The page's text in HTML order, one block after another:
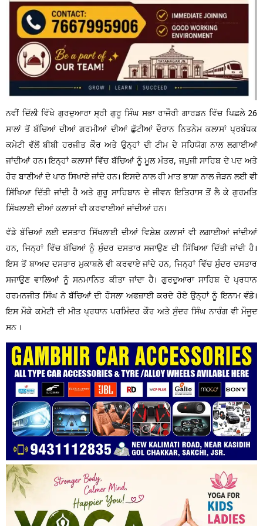
ਨਵੀਂ ਦਿੱਲੀ ਵਿੱਖੇ ਗੁਰਦੁਆਰਾ ਸ੍ਰੀ ਗੁਰੂ ਸਿੰਘ ਸਭਾ ਰਾਜੌਰੀ ਗਾਰਡਨ ਵਿੱਚ ਪਿਛਲੇ 26
ਸਾਲਾਂ ਤੋਂ ਬੱਚਿਆਂ ਦੀਆਂ ਗਰਮੀਆਂ ਦੀਆਂ ਛੁੱਟੀਆਂ ਦੌਰਾਨ ਨਿਤਨੇਮ ਕਲਾਸਾਂ ਪ੍ਰਬੰਧਕ
ਕਮੇਟੀ ਵੱਲੋਂ ਬੀਬੀ ਹਰਜੀਤ ਕੌਰ ਅਤੇ ਉਨ੍ਹਾਂ ਦੀ ਟੀਮ ਦੇ ਸਹਿਯੋਗ ਨਾਲ ਲਗਾਈਆਂ
ਜਾਂਦੀਆਂ ਹਨ। ਇਨ੍ਹਾਂ ਕਲਾਸਾਂ ਵਿੱਚ ਬੱਚਿਆਂ ਨੂੰ ਮੂਲ ਮੰਤਰ, ਜਪੁਜੀ ਸਾਹਿਬ ਦੇ ਪਦ ਅਤੇ
ਹੋਰ ਬਾਣੀਆਂ ਦੇ ਪਾਠ ਸਿਖਾਏ ਜਾਂਦੇ ਹਨ। ਇਸਦੇ ਨਾਲ ਹੀ ਮਾਤ ਭਾਸ਼ਾ ਨਾਲ ਜੋੜਨ ਲਈ ਵੀ
ਸਿੱਖਿਆ ਦਿੱਤੀ ਜਾਂਦੀ ਹੈ ਅਤੇ ਗੁਰੂ ਸਾਹਿਬਾਨ ਦੇ ਜੀਵਨ ਇਤਿਹਾਸ ਤੋਂ ਲੈ ਕੇ ਗੁਰਮਤਿ
ਸਿੱਖਲਾਈ ਦੀਆਂ ਕਲਾਸਾਂ ਵੀ ਕਰਵਾਈਆਂ ਜਾਂਦੀਆਂ ਹਨ।
ਵੱਡੇ ਬੱਚਿਆਂ ਲਈ ਦਸਤਾਰ ਸਿੱਖਲਾਈ ਦੀਆਂ ਵਿਸ਼ੇਸ਼ ਕਲਾਸਾਂ ਵੀ ਲਗਾਈਆਂ ਜਾਂਦੀਆਂ
ਹਨ, ਜਿਨ੍ਹਾਂ ਵਿੱਚ ਬੱਚਿਆਂ ਨੂੰ ਸੁੰਦਰ ਦਸਤਾਰ ਸਜਾਉਣ ਦੀ ਸਿੱਖਿਆ ਦਿੱਤੀ ਜਾਂਦੀ ਹੈ।
ਇਸ ਤੋਂ ਬਾਅਦ ਦਸਤਾਰ ਮੁਕਾਬਲੇ ਵੀ ਕਰਵਾਏ ਜਾਂਦੇ ਹਨ, ਜਿਨ੍ਹਾਂ ਵਿੱਚ ਸੁੰਦਰ ਦਸਤਾਰ
ਸਜਾਉਣ ਵਾਲਿਆਂ ਨੂੰ ਸਨਮਾਨਿਤ ਕੀਤਾ ਜਾਂਦਾ ਹੈ। ਗੁਰਦੁਆਰਾ ਸਾਹਿਬ ਦੇ ਪ੍ਰਧਾਨ
ਹਰਮਨਜੀਤ ਸਿੰਘ ਨੇ ਬੱਚਿਆਂ ਦੀ ਹੌਸਲਾ ਅਫਜ਼ਾਈ ਕਰਦੇ ਹੋਏ ਉਨ੍ਹਾਂ ਨੂੰ ਇਨਾਮ ਵੰਡੇ।
ਇਸ ਮੌਕੇ ਕਮੇਟੀ ਦੀ ਮੀਤ ਪ੍ਰਧਾਨ ਪਰਮਿੰਦਰ ਕੌਰ ਅਤੇ ਸੁੰਦਰ ਸਿੰਘ ਨਾਰੰਗ ਵੀ ਮੌਜੂਦ
ਸਨ ।